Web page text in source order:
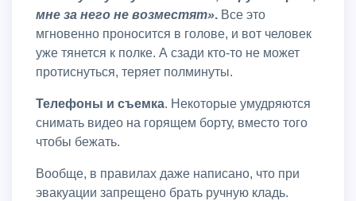
мне за него не возместят». Все это
мгновенно проносится в голове, и вот человек
уже тянется к полке. А сзади кто-то не может
протиснуться, теряет полминуты.
Телефоны и съемка. Некоторые умудряются
снимать видео на горящем борту, вместо того
чтобы бежать.
Вообще, в правилах даже написано, что при
эвакуации запрещено брать ручную кладь.